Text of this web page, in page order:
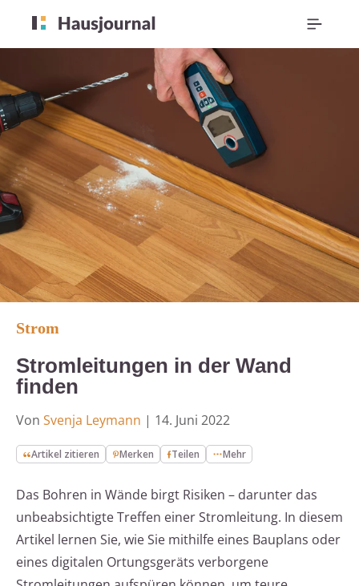
Strom
Stromleitungen in der Wand
finden
Von Svenja Leymann | 14. Juni 2022
Artikel zitieren Merken Teilen Mehr
Das Bohren in Wände birgt Risiken – darunter das
unbeabsichtigte Treffen einer Stromleitung. In diesem
Artikel lernen Sie, wie Sie mithilfe eines Bauplans oder
eines digitalen Ortungsgeräts verborgene